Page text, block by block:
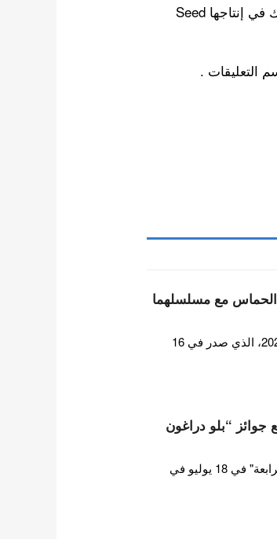
سيكون مسلسل Hunting Dogs سلسلة من ثماني حلقات ، وسيشترك في إنتاجها Seed
التعليقات .
الحماس مع مسلسلهما
اثار فيديو ترويجي على قناة ديزني+ لعام 2025، الذي صدر في 16
جوائز “بلو دراغون
أقيم حفل توزيع جوائز "بلو دراغون سيريز الرابعة" في 18 يوليو في